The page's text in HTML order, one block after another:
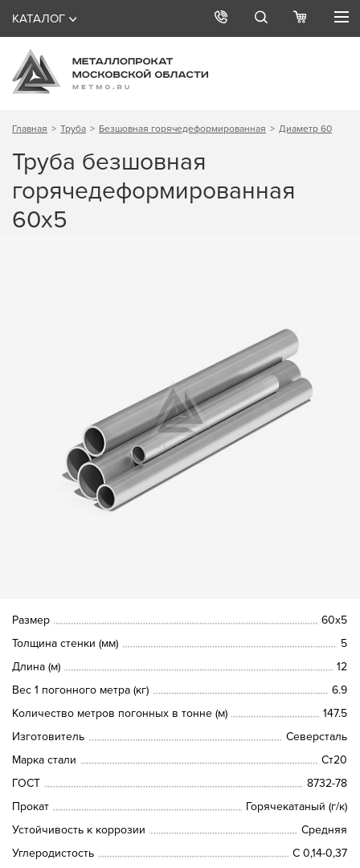
КАТАЛОГ
Главная Труба Безшовная горячедеформированная Диаметр 60
Труба безшовная
горячедеформированная
60х5
Размер
60х5
Толщина стенки (мм)
5
Длина (м)
12
Вес 1 погонного метра (кг)
6.9
Количество метров погонных в тонне (м)
147.5
Изготовитель
Северсталь
Марка стали
Ст20
ГОСТ
8732-78
Прокат
Горячекатаный (г/к)
Устойчивость к коррозии
Средняя
Углеродистость
С 0,14-0,37